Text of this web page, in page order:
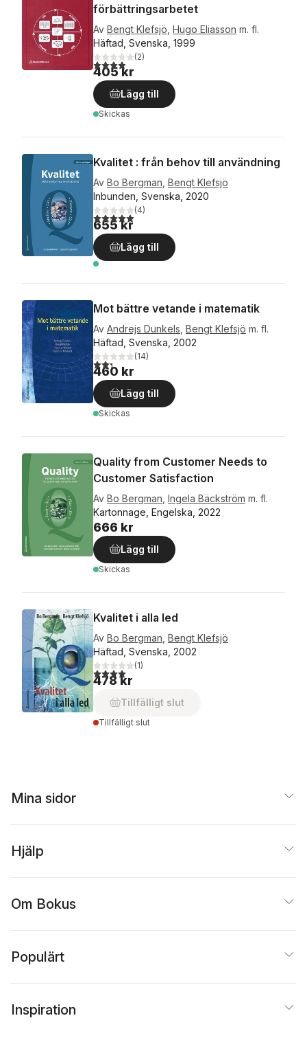
förbättringsarbetet
Av Bengt Klefsjö Hugo Eliasson m. fl.
Häftad, Svenska, 1999
4,0utav 5 stjärnor. Totalt antal röster:
(2)
405 kr
Lägg till
Skickas
Kvalitet : från behov till användning
Av Bo Bergman Bengt Klefsjö
Inbunden, Svenska, 2020
5,0utav 5 stjärnor. Totalt antal röster:
(4)
655 kr
Lägg till
Mot bättre vetande i matematik
Av Andrejs Dunkels Bengt Klefsjö m. fl.
Häftad, Svenska, 2002
2,3utav 5 stjärnor. Totalt antal röster:
(14)
460 kr
Lägg till
Skickas
Quality from Customer Needs to
Customer Satisfaction
Av Bo Bergman Ingela Bäckström m. fl.
Kartonnage, Engelska, 2022
666 kr
Lägg till
Skickas
Kvalitet i alla led
Av Bo Bergman Bengt Klefsjö
Häftad, Svenska, 2002
4,0utav 5 stjärnor. Totalt antal röster:
(1)
478 kr
Tillfälligt slut
Tillfälligt slut
Mina sidor
Hjälp
Om Bokus
Populärt
Inspiration